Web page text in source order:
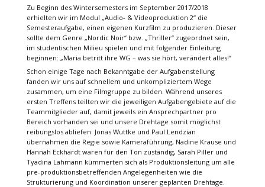
Zu Beginn des Wintersemesters im September 2017/2018
erhielten wir im Modul „Audio- & Videoproduktion 2“ die
Semesteraufgabe, einen eigenen Kurzfilm zu produzieren. Dieser
sollte dem Genre „Nordic Noir“ bzw. „Thriller“ zugeordnet sein,
im studentischen Milieu spielen und mit folgender Einleitung
beginnen: „Maria betritt ihre WG – was sie hört, verändert alles!“
Schon einige Tage nach Bekanntgabe der Aufgabenstellung
fanden wir uns auf schnellem und unkompliziertem Wege
zusammen, um eine Filmgruppe zu bilden. Während unseres
ersten Treffens teilten wir die jeweiligen Aufgabengebiete auf die
Teammitglieder auf, damit jeweils ein Ansprechpartner pro
Bereich vorhanden sei und unsere Drehtage somit möglichst
reibungslos abliefen: Jonas Wuttke und Paul Lendzian
übernahmen die Regie sowie Kameraführung, Nadine Krause und
Hannah Eckhardt waren für den Ton zuständig, Sarah Piller und
Tyadina Lahmann kümmerten sich als Produktionsleitung um alle
pre-produktionsbetreffenden Angelegenheiten wie die
Strukturierung und Koordination unserer geplanten Drehtage.